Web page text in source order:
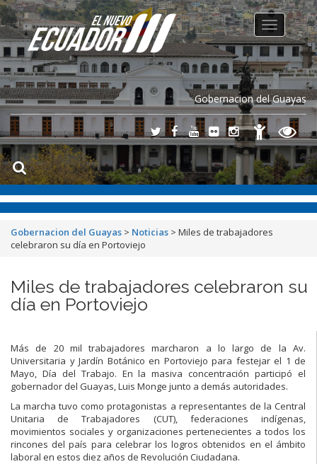
Gobernacion del Guayas
Toggle
navigation
Gobernacion del Guayas > Noticias > Miles de trabajadores
celebraron su día en Portoviejo
Miles de trabajadores celebraron su
día en Portoviejo
Más de 20 mil trabajadores marcharon a lo largo de la Av.
Universitaria y Jardín Botánico en Portoviejo para festejar el 1 de
Mayo, Día del Trabajo. En la masiva concentración participó el
gobernador del Guayas, Luis Monge junto a demás autoridades.
La marcha tuvo como protagonistas a representantes de la Central
Unitaria de Trabajadores (CUT), federaciones indígenas,
movimientos sociales y organizaciones pertenecientes a todos los
rincones del país para celebrar los logros obtenidos en el ámbito
laboral en estos diez años de Revolución Ciudadana.